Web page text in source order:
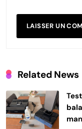
Related News